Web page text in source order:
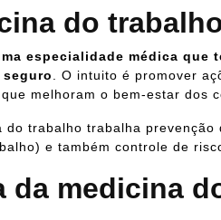
do
especialidade médica que
. O intuito é promover
melhoram o bem-estar dos
do trabalho trabalha
e também controle de
da medicina